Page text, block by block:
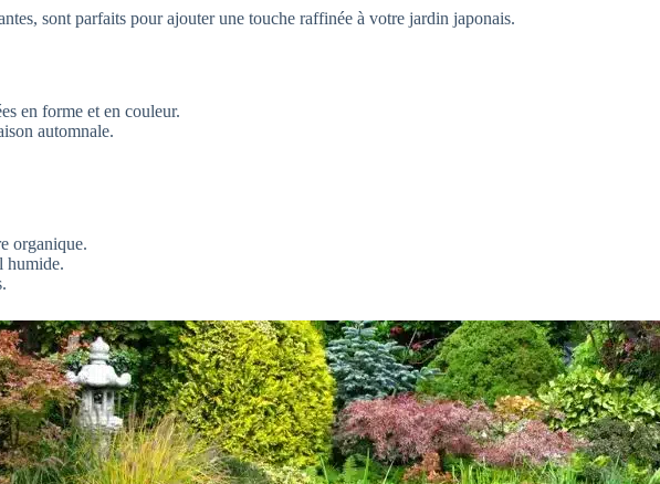
sont parfaits pour ajouter une touche raffinée à votre jardin japonais.
en forme et en couleur.
automnale.
organique.
humide.